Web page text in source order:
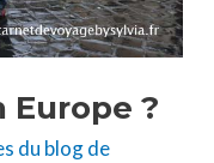
Europe ?
du blog de